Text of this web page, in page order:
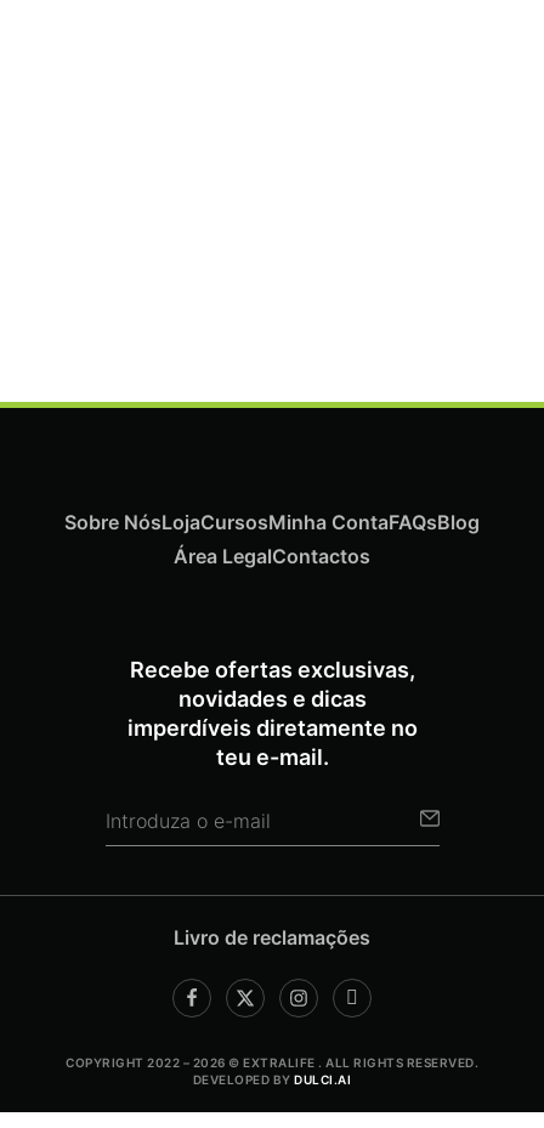
Recebe ofertas exclusivas,
novidades e dicas
imperdíveis diretamente no
teu e-mail.
Sobre NósLojaCursosMinha ContaFAQsBlog
Área LegalContactos
Livro de reclamações
COPYRIGHT 2022 – 2026 © EXTRALIFE . ALL RIGHTS RESERVED.
DEVELOPED BYDULCI.AI